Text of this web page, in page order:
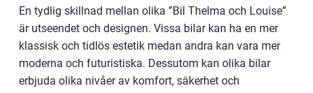
En tydlig skillnad mellan olika ”Bil Thelma och Louise”
är utseendet och designen. Vissa bilar kan ha en mer
klassisk och tidlös estetik medan andra kan vara mer
moderna och futuristiska. Dessutom kan olika bilar
erbjuda olika nivåer av komfort, säkerhet och